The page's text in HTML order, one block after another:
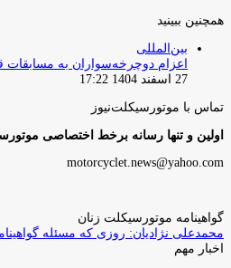
همچنین ببینید
بین‌المللی
اعزام دوچرخه‌سواران به مسابقات
27 اسفند 1404 17:22
تماس با موتورسیکلت‌نیوز
اولین و تنها رسانه برخط اختصاصی
motorcyclet.news@yahoo.com
گواهینامه موتورسیکلت زنان
محمدعلی نژادیان: روزی که مسئله
اخبار مهم